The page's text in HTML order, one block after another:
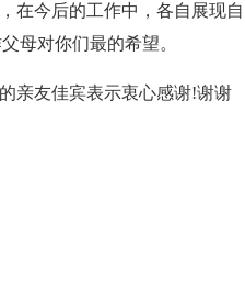
在今后的工作中，各自展现自
母对你们最的希望。
亲友佳宾表示衷心感谢!谢谢